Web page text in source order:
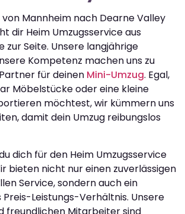
Mannheim nach Dearne Valley
dir Heim Umzugsservice aus
zur Seite. Unsere langjährige
Kompetenz machen uns zu
für deinen Mini-Umzug. Egal,
Möbelstücke oder eine kleine
möchtest, wir kümmern uns
damit dein Umzug reibungslos
dich für den Heim Umzugsservice
bieten nicht nur einen zuverlässigen
Service, sondern auch ein
Leistungs-Verhältnis. Unsere
freundlichen Mitarbeiter sind